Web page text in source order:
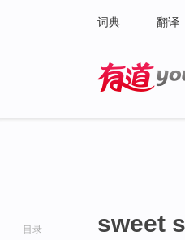
词典 翻译
目录 sweet